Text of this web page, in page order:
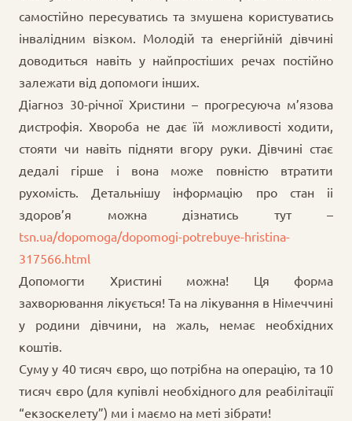
самостійно пересуватись та змушена користуватись
інвалідним візком. Молодій та енергійній дівчині
доводиться навіть у найпростіших речах постійно
залежати від допомоги інших.
Діагноз 30-річної Христини – прогресуюча м’язова
дистрофія. Хвороба не дає їй можливості ходити,
стояти чи навіть підняти вгору руки. Дівчині стає
дедалі гірше і вона може повністю втратити
рухомість. Детальнішу інформацію про стан іі
здоров’я можна дізнатись тут –
tsn.ua/dopomoga/dopomogi-potrebuye-hristina-
317566.html
Допомогти Христині можна! Ця форма
захворювання лікується! Та на лікування в Німеччині
у родини дівчини, на жаль, немає необхідних
коштів.
Суму у 40 тисяч євро, що потрібна на операцію, та 10
тисяч євро (для купівлі необхідного для реабілітації
“екзоскелету”) ми і маємо на меті зібрати!